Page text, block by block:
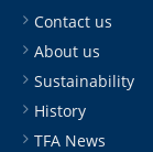
Contact us
About us
Sustainability
History
TFA News